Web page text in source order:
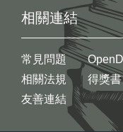
相關連結
常見問題
相關法規
友善連結
得獎